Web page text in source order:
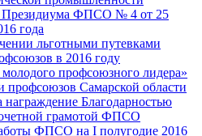
Президиума ФПСО № 4 от 25
года
льготными путевками
в 2016 году
профсоюзного лидера»
профсоюзов Самарской области
награждение Благодарностью
грамотой ФПСО
ФПСО на I полугодие 2016